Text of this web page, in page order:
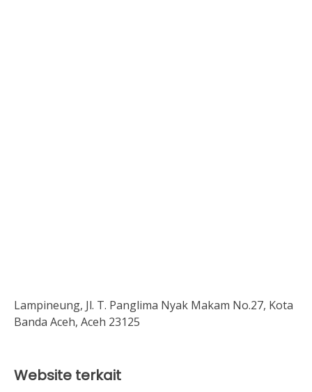
Lampineung, Jl. T. Panglima Nyak Makam No.27, Kota
Banda Aceh, Aceh 23125
Website terkait